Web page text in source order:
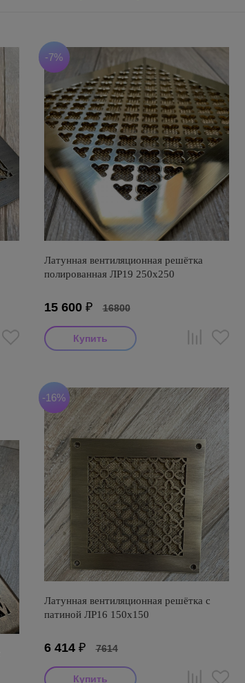
-7%
Латунная вентиляционная решётка
полированная ЛР19 250х250
15 600₽ 16800
-16%
Латунная вентиляционная решётка с
патиной ЛР16 150х150
6 414₽ 7614